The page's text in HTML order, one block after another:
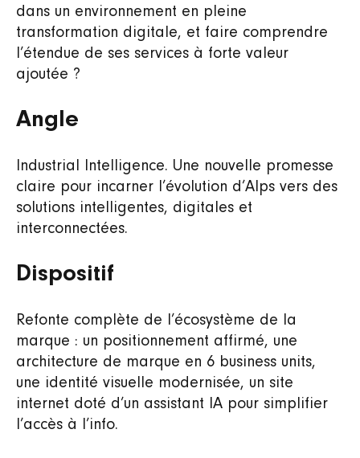
dans un environnement en pleine
transformation digitale, et faire comprendre
l’étendue de ses services à forte valeur
ajoutée ?
Angle
Industrial Intelligence. Une nouvelle promesse
claire pour incarner l’évolution d’Alps vers des
solutions intelligentes, digitales et
interconnectées.
Dispositif
Refonte complète de l’écosystème de la
marque : un positionnement affirmé, une
architecture de marque en 6 business units,
une identité visuelle modernisée, un site
internet doté d’un assistant IA pour simplifier
l’accès à l’info.